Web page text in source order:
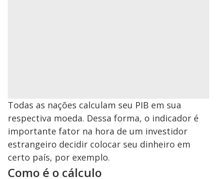
Todas as nações calculam seu PIB em sua
respectiva moeda. Dessa forma, o indicador é
importante fator na hora de um investidor
estrangeiro decidir colocar seu dinheiro em
certo país, por exemplo.
Como é o cálculo